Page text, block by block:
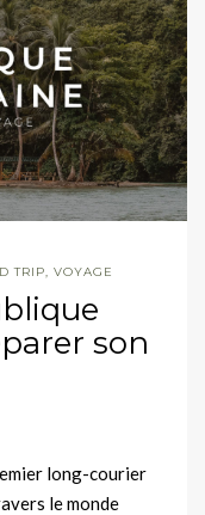
TRIP VOYAGE
son
long-courier
le monde